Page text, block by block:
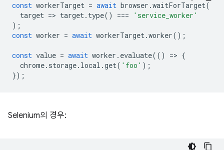
const workerTarget = await browser .waitForTarget(
target => target. type() ===
'service_worker'
);
const worker = await workerTarget.worker();
const value = await worker . evaluate(() => {
chrome. storage. local .get( 'foo' );
});
Selenium의 경우: